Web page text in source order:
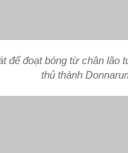
để đoạt bóng từ chân
thủ thành